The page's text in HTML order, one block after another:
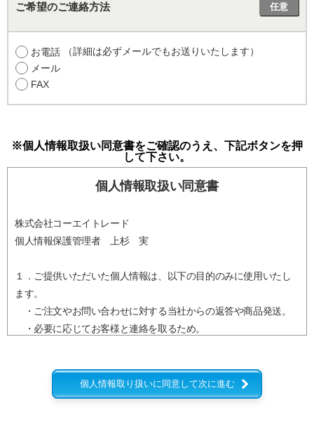
ご希望のご連絡方法 任意
お電話 （詳細は必ずメールでもお送りいたします）
メール
FAX
※個人情報取扱い同意書をご確認のうえ、下記ボタンを押
して下さい。
個人情報取扱い同意書
株式会社コーエイトレード
個人情報保護管理者 上杉 実
１．ご提供いただいた個人情報は、以下の目的のみに使用いたし
ます。
・ご注文やお問い合わせに対する当社からの返答や商品発送。
・必要に応じてお客様と連絡を取るため。
個人情報取り扱いに同意して次に進む